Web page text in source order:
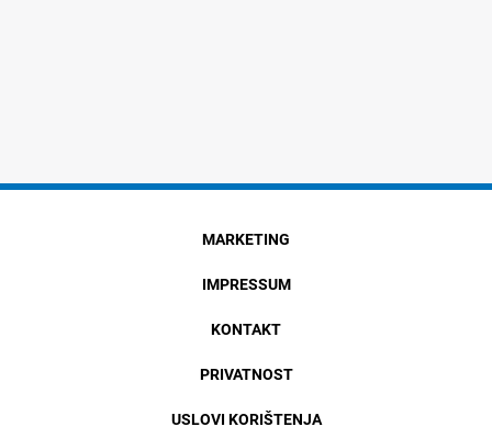
MARKETING
IMPRESSUM
KONTAKT
PRIVATNOST
USLOVI KORIŠTENJA